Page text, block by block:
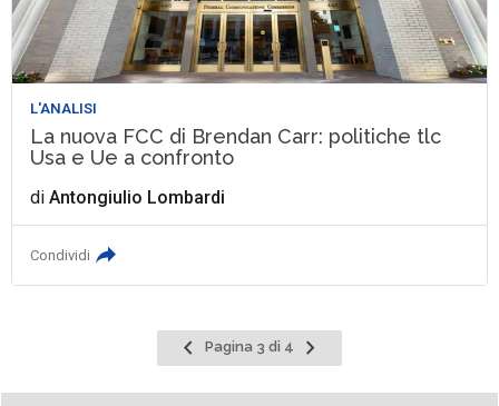
L'ANALISI
La nuova FCC di Brendan Carr: politiche tlc
Usa e Ue a confronto
diAntongiulio Lombardi
Condividi
Pagina
precedente
Pagina 3 di 4
Pagina
successiva